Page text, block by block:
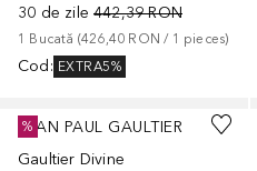
30 de zile 442,39 RON
1 Bucată (426,40 RON / 1 pieces)
Cod: EXTRA5%
JEAN PAUL GAULTIER
Gaultier Divine
%